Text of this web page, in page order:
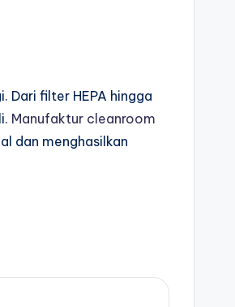
filter HEPA hingga
Manufaktur cleanroom
dan menghasilkan